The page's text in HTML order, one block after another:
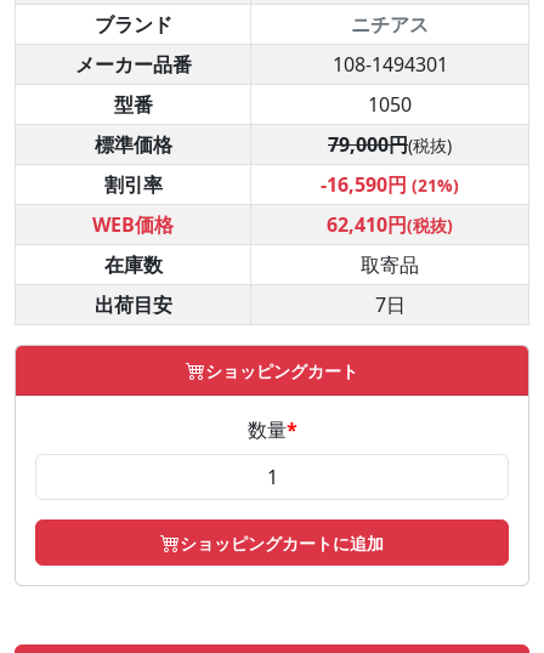
ブランド
ニチアス
メーカー品番
108-1494301
型番
1050
標準価格
79,000円(税抜)
割引率 -16,590円 (21%)
WEB価格 62,410円(税抜)
在庫数
取寄品
出荷目安
7日
ショッピングカート
数量*
ショッピングカートに追加